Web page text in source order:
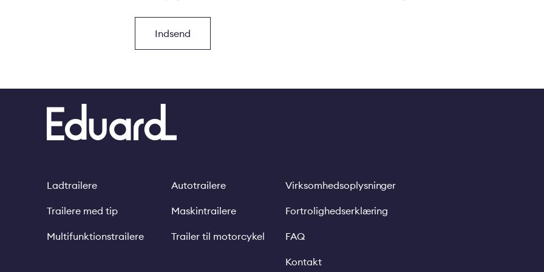
Footer
Ladtrailere
Trailere med tip
Multifunktionstrailere
Autotrailere
Maskintrailere
Trailer til motorcykel
Legal
Virksomhedsoplysninger
Fortrolighedserklæring
FAQ
Kontakt